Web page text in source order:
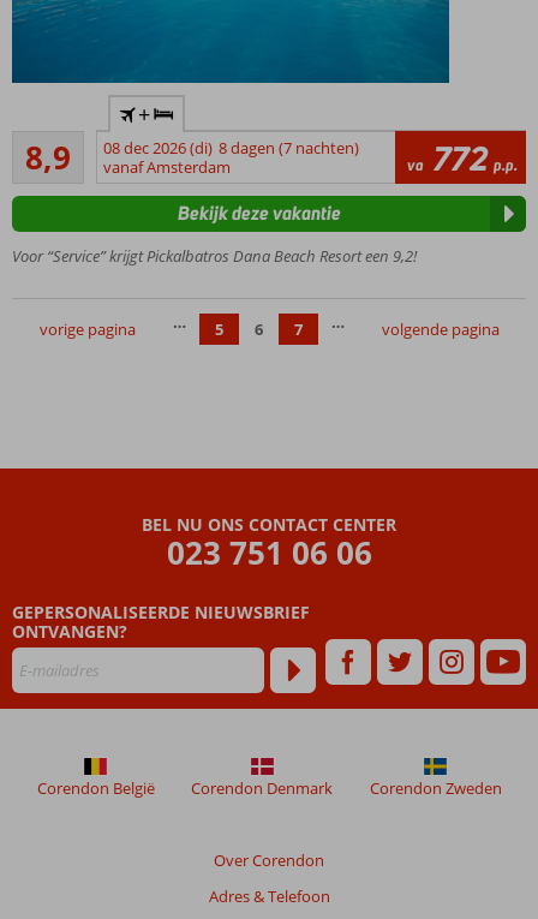
vakantieadres
voor een
geweldige
prijs
zandstrand,
ook te
per
met maar
zeker
terug
5
restaurants
8,9
Aanrader
305
beoordelingen
+
08 dec 2026 (di) 8 dagen (7 nachten)
vanaf Amsterdam
va 772 p.p.
Voor “Service” krijgt Pickalbatros Dana Beach Resort een 9,2!
Bekijk deze vakantie
vorige pagina … 5 6 7 … volgende pagina
BEL NU ONS CONTACT CENTER
023 751 06 06
GEPERSONALISEERDE NIEUWSBRIEF
ONTVANGEN?
Over Corendon
Adres & Telefoon
Corendon België Corendon Denmark Corendon Zweden